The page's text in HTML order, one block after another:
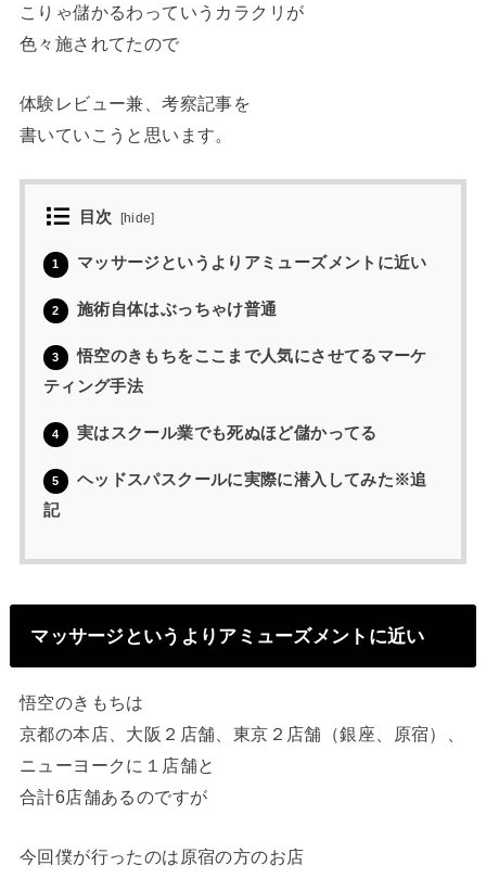
こりゃ儲かるわっていうカラクリが
色々施されてたので
体験レビュー兼、考察記事を
書いていこうと思います。
目次 [hide]
1 マッサージというよりアミューズメントに近い
2 施術自体はぶっちゃけ普通
3
悟空のきもちをここまで人気にさせてるマーケ
ティング手法
4 実はスクール業でも死ぬほど儲かってる
5
ヘッドスパスクールに実際に潜入してみた※追
記
マッサージというよりアミューズメントに近い
悟空のきもちは
京都の本店、大阪２店舗、東京２店舗（銀座、原宿）、
ニューヨークに１店舗と
合計6店舗あるのですが
今回僕が行ったのは原宿の方のお店